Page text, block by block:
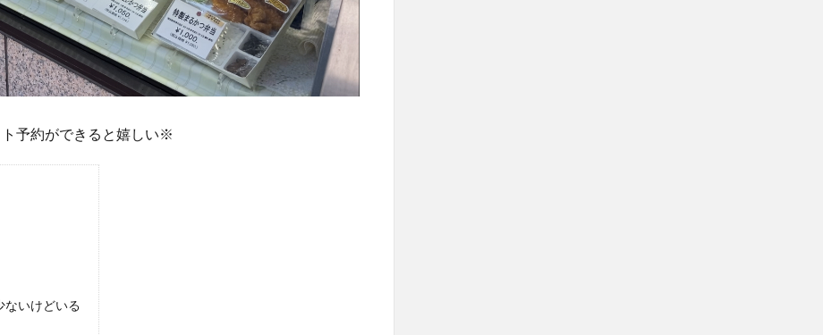
予約ができると嬉しい※
ないけどいる